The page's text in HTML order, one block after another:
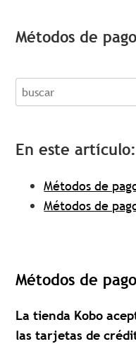
Métodos de
buscar
En este artículo:
Métodos de
Métodos de
Métodos de
La tienda Kobo
las tarjetas de